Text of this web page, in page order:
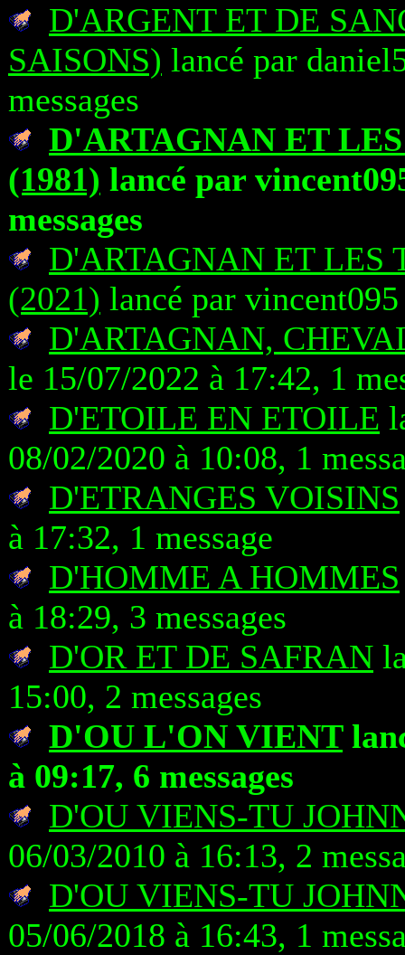
D'ARGENT ET DE
SAISONS) lancé par
messages
D'ARTAGNAN ET
(1981) lancé par
messages
D'ARTAGNAN ET LES
(2021) lancé par
D'ARTAGNAN,
le 15/07/2022 à 17:42, 1
D'ETOILE EN ETOILE
08/02/2020 à 10:08, 1
D'ETRANGES VOISINS
à 17:32, 1 message
D'HOMME A HOMMES
à 18:29, 3 messages
D'OR ET DE SAFRAN
15:00, 2 messages
D'OU L'ON VIENT
à 09:17, 6 messages
D'OU VIENS-TU
06/03/2010 à 16:13, 2
D'OU VIENS-TU
05/06/2018 à 16:43, 1